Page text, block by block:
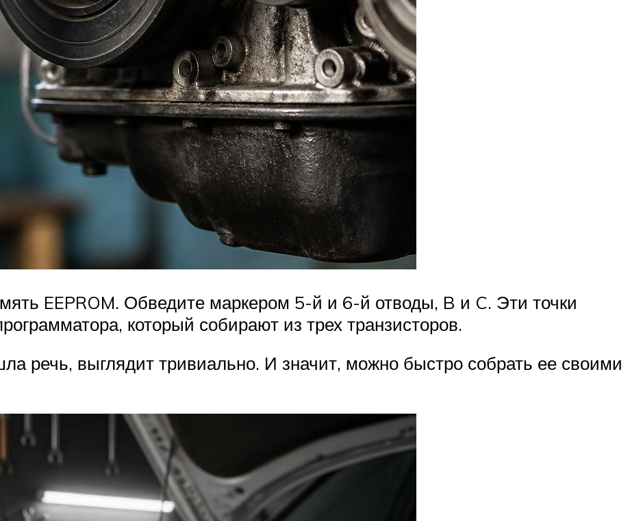
EEPROM. Обведите маркером 5-й и 6-й отводы, B и C. Эти точки
который собирают из трех транзисторов.
речь, выглядит тривиально. И значит, можно быстро собрать ее своими